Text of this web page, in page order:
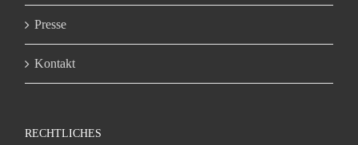
Presse
Kontakt
RECHTLICHES